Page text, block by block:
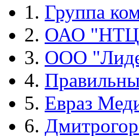
1. Группа
2. ОАО "НТЦ
3. ООО
4.
5. Евраз
6.